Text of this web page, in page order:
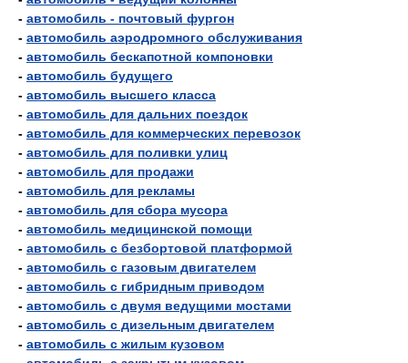
- автомобиль - почтовый фургон
- автомобиль аэродромного обслуживания
- автомобиль бескапотной компоновки
- автомобиль будущего
- автомобиль высшего класса
- автомобиль для дальних поездок
- автомобиль для коммерческих перевозок
- автомобиль для поливки улиц
- автомобиль для продажи
- автомобиль для рекламы
- автомобиль для сбора мусора
- автомобиль медицинской помощи
- автомобиль с безбортовой платформой
- автомобиль с газовым двигателем
- автомобиль с гибридным приводом
- автомобиль с двумя ведущими мостами
- автомобиль с дизельным двигателем
- автомобиль с жилым кузовом